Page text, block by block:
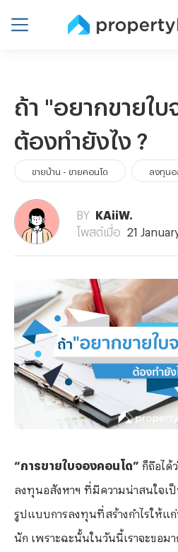
ถ้า "อยากขายใ
ต้องทำยังไง ?
ขายบ้าน - ขายคอนโด ลงทุนอ
BY
KAiiW.
โพสต์เมื่อ
21
“การขายใบจองคอนโด” ก็ถือได้
ลงทุนอสังหาฯ ที่มีความน่าสนใจเ
รูปแบบการลงทุนที่สร้างกำไรให้
นัก เพราะฉะนั้นในวันนี้เราจะขอมา